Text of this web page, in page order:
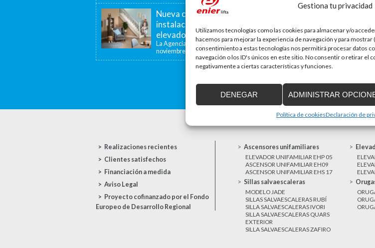
Gestiona tu privacidad
Utilizamos tecnologías como las cookies para almacenar y/o
hacemos para mejorar la experiencia de navegación y para
consentimiento a estas tecnologías nos permitirá procesar datos
navegación o los ID's únicos en este sitio. No consentir o retirar el
negativamente a ciertas características y funciones.
DENEGAR ADMINISTRAR
Política de cookiesDeclaración de
Nueva convocatoria de ayudas para la
instalación de ascensores, plataformas
elevadoras y dispositivos de accesibilidad
La Agencia de la Vivienda de Cataluña aprobó el pasado 15 de
noviembre de...
Realizaciones recientes
Clientes satisfechos
Financiación a medida
Aviso Legal
Proyecto cofinanzado por el Fondo
Europeo de Desarrollo Regional
Ascensores unifamiliares
ELEVADOR UNIFAMILIAR EHP 05
ASCENSOR UNIFAMILIAR EH09
ASCENSOR UNIFAMILIAR EHS 17
Sillas salvaescaleras
MODELO JADE
SILLAS SALVAESCALERAS RUBÍ
SILLA SALVAESCALERAS IVORI
SILLA SALVAESCALERAS QUARS
EXTERIOR
SILLA SALVAESCALERAS ZAFIRO